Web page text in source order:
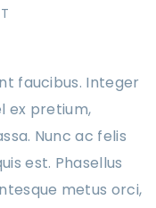
faucibus. Integer
ex pretium,
Nunc ac felis
est. Phasellus
metus orci,